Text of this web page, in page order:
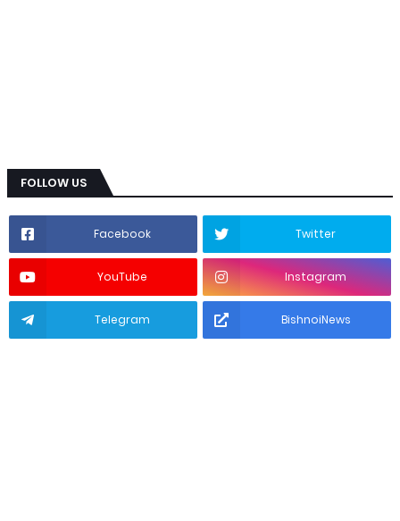
FOLLOW US
Facebook Twitter
YouTube Instagram
Telegram BishnoiNews